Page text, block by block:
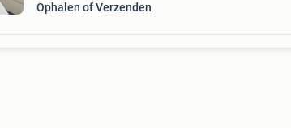
Ophalen of Verzenden